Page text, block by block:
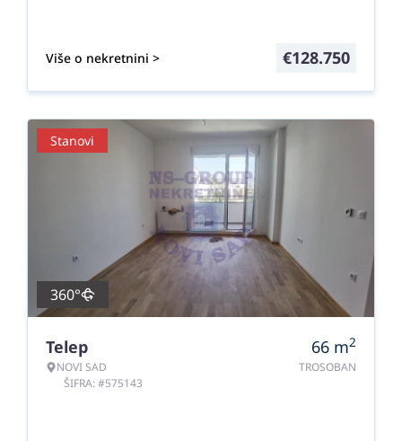
Više o nekretnini > €128.750
Stanovi
360°
Telep
NOVI SAD
ŠIFRA: #575143
66 m2
TROSOBAN